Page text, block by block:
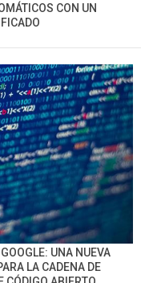
CON UN
UNA NUEVA
LA CADENA DE